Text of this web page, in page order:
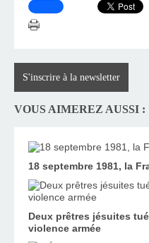
S'inscrire à la newsletter
VOUS AIMEREZ AUSSI :
18 septembre 1981, la
Deux prêtres jésuites
violence armée